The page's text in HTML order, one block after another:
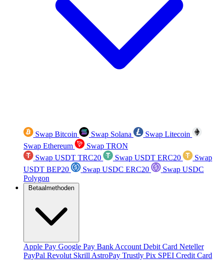
Swap Bitcoin Swap Solana
Swap Litecoin
Swap Ethereum
Swap TRON
Swap USDT TRC20
Swap USDT ERC20
Swap
USDT BEP20
Swap USDC ERC20
Swap USDC
Polygon
Betaalmethoden
Apple Pay Google Pay Bank Account Debit Card Neteller
PayPal Revolut Skrill AstroPay Trustly Pix SPEI Credit Card